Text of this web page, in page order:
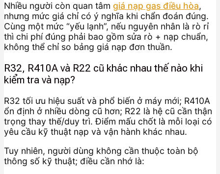
Nhiều người còn quan tâm giá nạp gas điều hòa,
nhưng mức giá chỉ có ý nghĩa khi chẩn đoán đúng.
Cùng một mức “yếu lạnh”, nếu nguyên nhân là rò rỉ
thì chi phí đúng phải bao gồm sửa rò + nạp chuẩn,
không thể chỉ so bảng giá nạp đơn thuần.
R32, R410A và R22 cũ khác nhau thế nào khi
kiểm tra và nạp?
R32 tối ưu hiệu suất và phổ biến ở máy mới; R410A
ổn định ở nhiều dòng cũ hơn; R22 là hệ cũ cần thận
trọng thay thế/duy trì. Điểm mấu chốt là mỗi loại có
yêu cầu kỹ thuật nạp và vận hành khác nhau.
Tuy nhiên, người dùng không cần thuộc toàn bộ
thông số kỹ thuật; điều cần nhớ là: